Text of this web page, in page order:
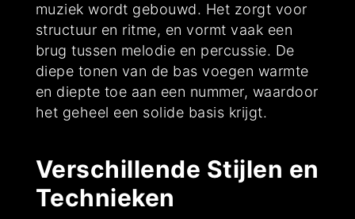
muziek wordt gebouwd. Het zorgt voor
structuur en ritme, en vormt vaak een
brug tussen melodie en percussie. De
diepe tonen van de bas voegen warmte
en diepte toe aan een nummer, waardoor
het geheel een solide basis krijgt.
Verschillende Stijlen en
Technieken